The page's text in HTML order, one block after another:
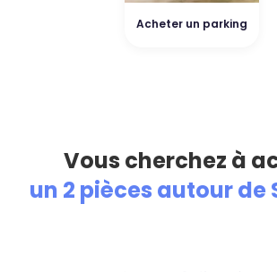
Acheter un parking
Vous cherchez à
un 2 pièces autour de